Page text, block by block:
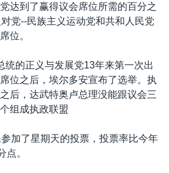
达到了赢得议会席位所需的百分之
党--民族主义运动党和共和人民党
位。
统的正义与发展党13年来第一次出
位之后，埃尔多安宣布了选举。执
后，达武特奥卢总理没能跟议会三
组成执政联盟
加了星期天的投票，投票率比今年
点。